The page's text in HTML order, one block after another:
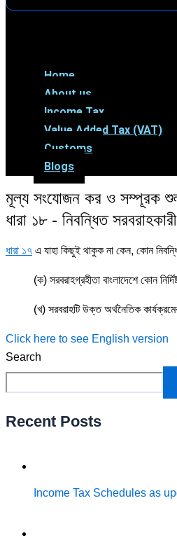
Home
About us
Income Tax
Value Added Tax (VAT)
Customs
Blogs
মূল্য সংযোজন কর ও সম্পূরক
ধারা ১৮ - নিবন্ধিত
ধারা ১৭ এ যাহা কিছুই থাকুক না কেন, কোন
(ক) সরবরাহগ্রহীতা বাংলাদেশে কোন
(খ) সরবরাহটি উক্ত অর্থনৈতিক
Click here to see English version
Search
Recent Posts
Income Tax Schedules as